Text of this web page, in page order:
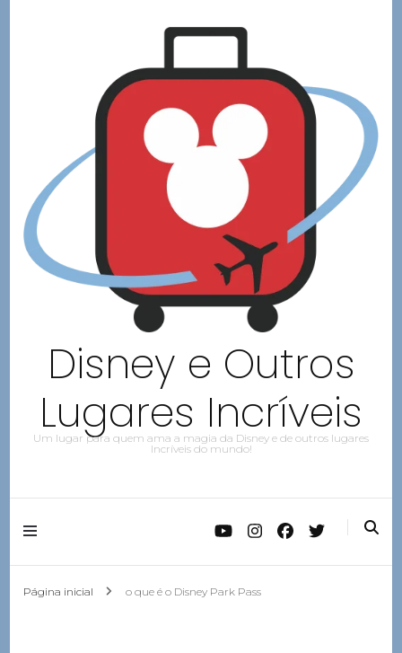
Disney e Outros
Lugares Incríveis
Um lugar para quem ama a magia da Disney e de outros lugares
Incríveis do mundo!
Página inicial o que é o Disney Park Pass